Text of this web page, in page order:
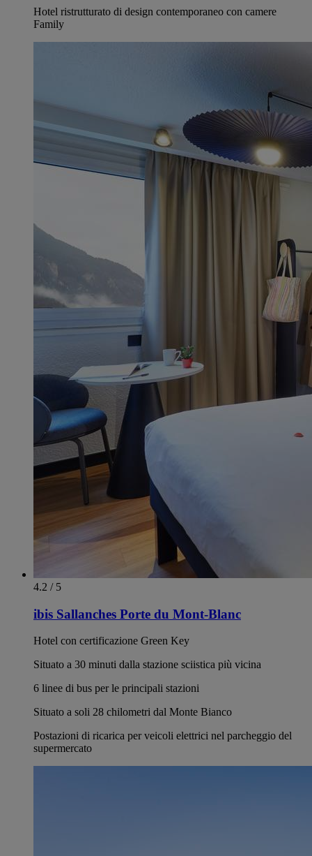
Hotel ristrutturato di design contemporaneo con camere
Family
4.2 / 5
ibis Sallanches Porte du Mont-Blanc
Hotel con certificazione Green Key
Situato a 30 minuti dalla stazione sciistica più vicina
6 linee di bus per le principali stazioni
Situato a soli 28 chilometri dal Monte Bianco
Postazioni di ricarica per veicoli elettrici nel parcheggio del
supermercato